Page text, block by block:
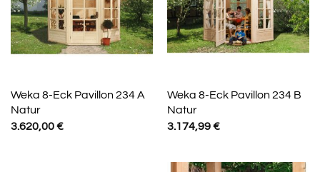
Weka 8-Eck Pavillon 234 A
Natur
3.620,00€
Weka 8-Eck Pavillon 234 B
Natur
3.174,99€